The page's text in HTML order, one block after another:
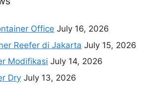
Office July 16, 2026
Reefer di Jakarta July 15, 2026
Modifikasi July 14, 2026
Dry July 13, 2026